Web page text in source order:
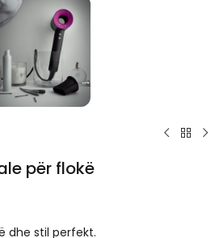
për flokë
dhe stil perfekt.